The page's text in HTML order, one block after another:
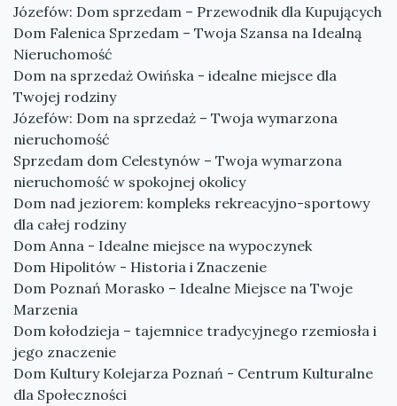
Józefów: Dom sprzedam – Przewodnik dla Kupujących
Dom Falenica Sprzedam – Twoja Szansa na Idealną
Nieruchomość
Dom na sprzedaż Owińska - idealne miejsce dla
Twojej rodziny
Józefów: Dom na sprzedaż – Twoja wymarzona
nieruchomość
Sprzedam dom Celestynów – Twoja wymarzona
nieruchomość w spokojnej okolicy
Dom nad jeziorem: kompleks rekreacyjno-sportowy
dla całej rodziny
Dom Anna - Idealne miejsce na wypoczynek
Dom Hipolitów - Historia i Znaczenie
Dom Poznań Morasko – Idealne Miejsce na Twoje
Marzenia
Dom kołodzieja – tajemnice tradycyjnego rzemiosła i
jego znaczenie
Dom Kultury Kolejarza Poznań - Centrum Kulturalne
dla Społeczności